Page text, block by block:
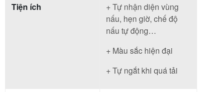
Tiện ích
+ Tự nhận diện vùng
nấu, hẹn giờ, chế độ
nấu tự động…
+ Màu sắc hiện đại
+ Tự ngắt khi quá tải